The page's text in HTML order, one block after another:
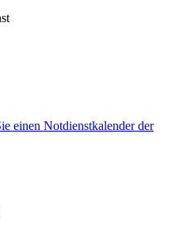
einen Notdienstkalender der